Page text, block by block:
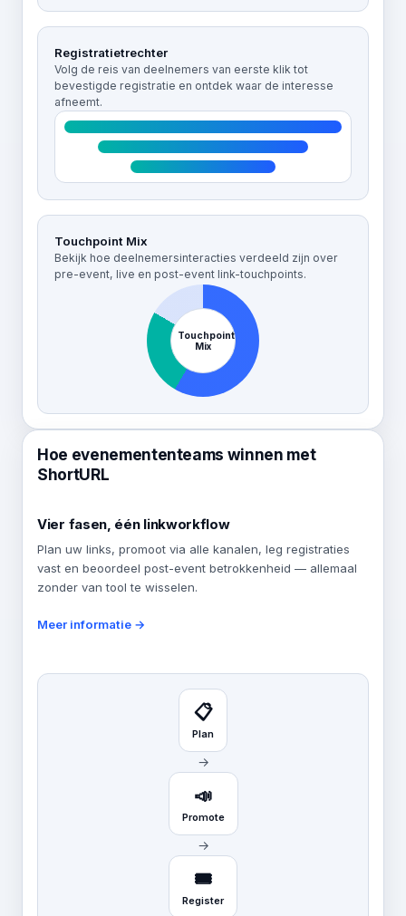
Registratietrechter
Volg de reis van deelnemers van eerste klik tot
bevestigde registratie en ontdek waar de interesse
afneemt.
Touchpoint Mix
Bekijk hoe deelnemersinteracties verdeeld zijn over
pre-event, live en post-event link-touchpoints.
Touchpoint
Mix
Hoe evenemententeams winnen met
ShortURL
Vier fasen, één linkworkflow
Plan uw links, promoot via alle kanalen, leg registraties
vast en beoordeel post-event betrokkenheid — allemaal
zonder van tool te wisselen.
Meer informatie →
📋
Plan
→
📣
Promote
→
🎟️
Register